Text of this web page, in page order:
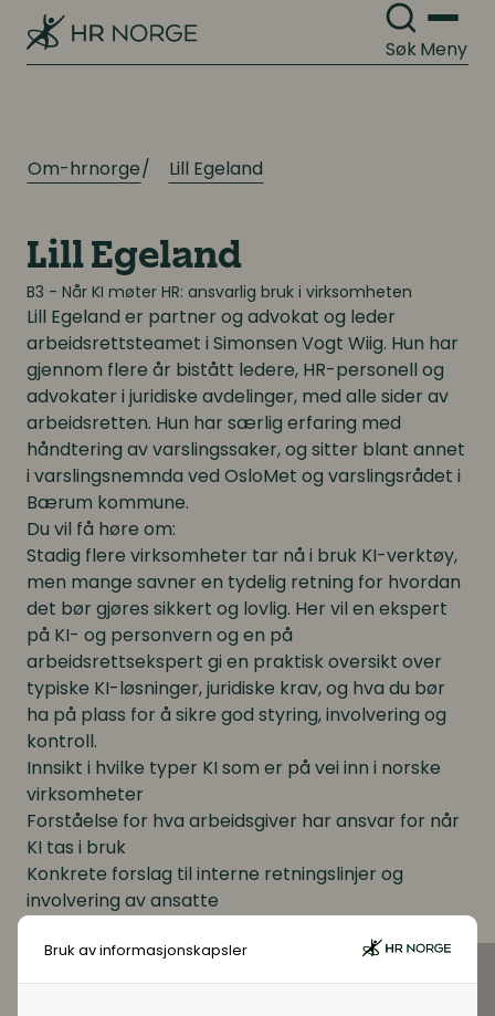
Bruk av informasjonskapsler
SøkMeny
Om-hrnorge Lill Egeland
Lill Egeland
B3 - Når KI møter HR: ansvarlig bruk i virksomheten
Lill Egeland er partner og advokat og leder
arbeidsrettsteamet i Simonsen Vogt Wiig. Hun har
gjennom flere år bistått ledere, HR-personell og
advokater i juridiske avdelinger, med alle sider av
arbeidsretten. Hun har særlig erfaring med
håndtering av varslingssaker, og sitter blant annet
i varslingsnemnda ved OsloMet og varslingsrådet i
Bærum kommune.
Du vil få høre om:
Stadig flere virksomheter tar nå i bruk KI-verktøy,
men mange savner en tydelig retning for hvordan
det bør gjøres sikkert og lovlig. Her vil en ekspert
på KI- og personvern og en på
arbeidsrettsekspert gi en praktisk oversikt over
typiske KI-løsninger, juridiske krav, og hva du bør
ha på plass for å sikre god styring, involvering og
kontroll.
Innsikt i hvilke typer KI som er på vei inn i norske
virksomheter
Forståelse for hva arbeidsgiver har ansvar for når
KI tas i bruk
Konkrete forslag til interne retningslinjer og
involvering av ansatte
personvernkrav og etisk bruk
Tips til hvordan HR kan gå fra strategi til praktisk